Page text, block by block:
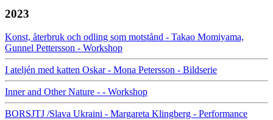
2023
Konst, återbruk och odling som motstånd - Takao Momiyama,
Gunnel Pettersson - Workshop
I ateljén med katten Oskar - Mona Petersson - Bildserie
Inner and Other Nature - - Workshop
BORSJTJ /Slava Ukraini - Margareta Klingberg - Performance